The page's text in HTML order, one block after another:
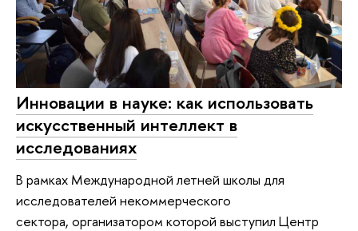
Инновации в науке: как использовать
искусственный интеллект в
исследованиях
В рамках Международной летней школы для
исследователей некоммерческого
сектора, организатором которой выступил Центр